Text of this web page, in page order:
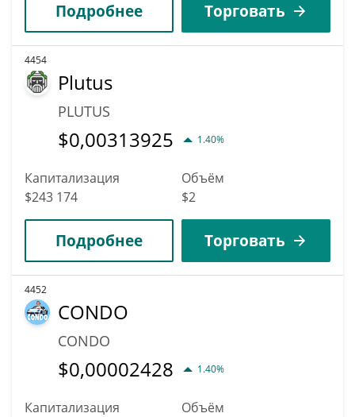
Подробнее Торговать
4454
Plutus
PLUTUS
$0,00313925 1.40%
Капитализация
$243 174
Объём
$2
Подробнее Торговать
4452
CONDO
CONDO
$0,00002428 1.40%
Капитализация
Объём